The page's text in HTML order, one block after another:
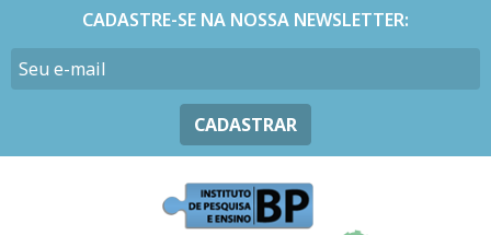
CADASTRE-SE NA NOSSA NEWSLETTER:
CADASTRAR